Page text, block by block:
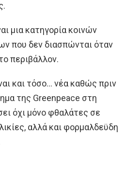
μια κατηγορία κοινών
που δεν διασπώνται όταν
περιβάλλον.
και τόσο… νέα καθώς πριν
της Greenpeace στη
όχι μόνο φθαλάτες σε
αλλά και φορμαλδεϋδη